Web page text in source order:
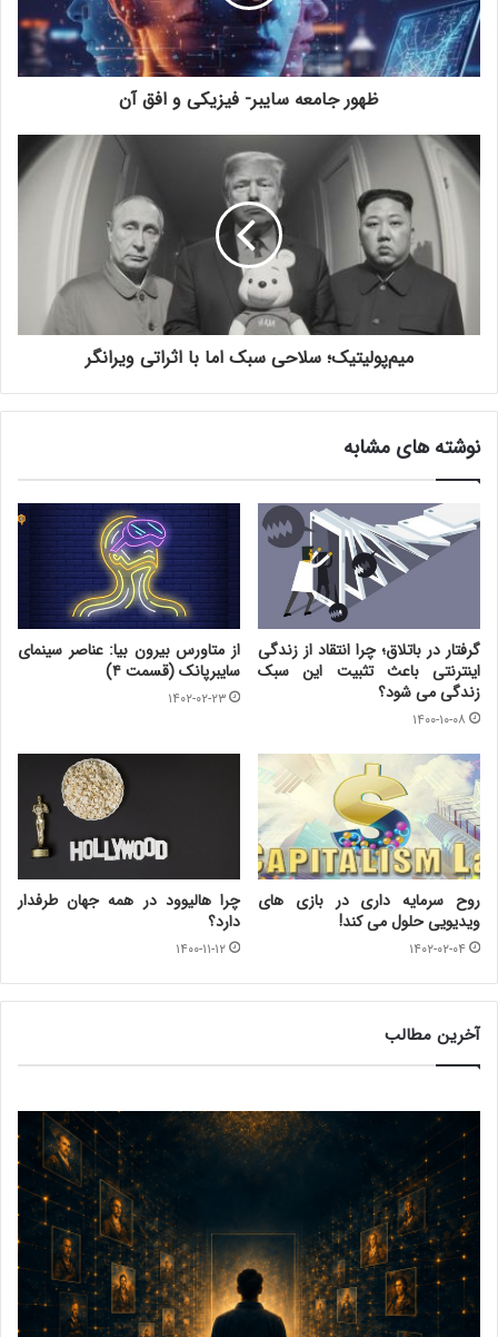
ظهور جامعه سایبر- فیزیکی و افق آن
میم‌پولیتیک؛ سلاحی سبک اما با اثراتی ویرانگر
نوشته های مشابه
گرفتار در باتلاق؛ چرا انتقاد از زندگی
اینترنتی باعث تثبیت این سبک
زندگی می شود؟
۱۴۰۰-۱۰-۰۸
از متاورس بیرون بیا: عناصر سینمای
سایبرپانک (قسمت ۴)
۱۴۰۲-۰۲-۲۳
روح سرمایه داری در بازی های
ویدیویی حلول می کند!
۱۴۰۲-۰۲-۰۴
چرا هالیوود در همه جهان طرفدار
دارد؟
۱۴۰۰-۱۱-۱۲
آخرین مطالب